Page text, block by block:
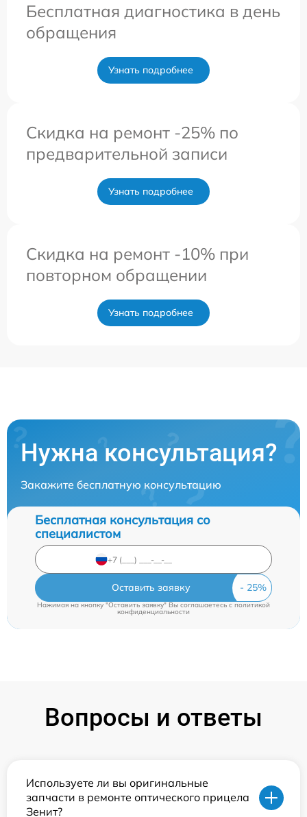
Бесплатная диагностика в день
обращения
Узнать подробнее
Скидка на ремонт -25% по
предварительной записи
Узнать подробнее
Скидка на ремонт -10% при
повторном обращении
Узнать подробнее
Нужна консультация?
Закажите бесплатную консультацию
Бесплатная консультация со
специалистом
Оставить заявку
Нажимая на кнопку "Оставить заявку" Вы соглашаетесь cполитикой
конфиденциальности
Вопросы и ответы
Используете ли вы оригинальные
запчасти в ремонте оптического прицела
Зенит?